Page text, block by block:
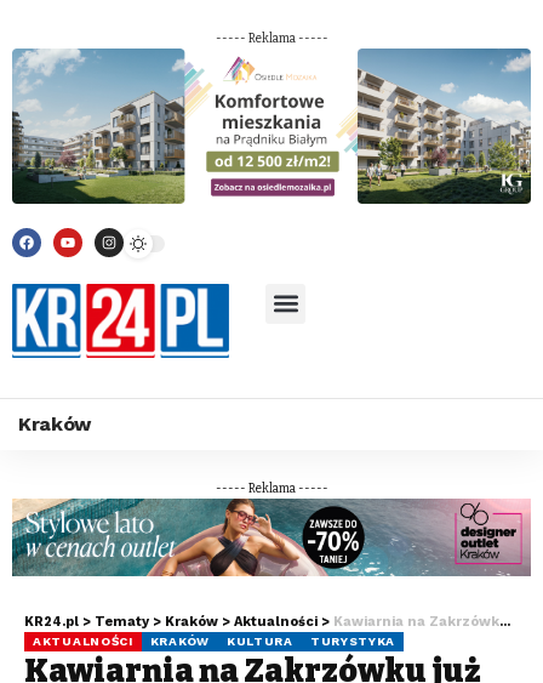
----- Reklama -----
Kraków
----- Reklama -----
KR24.pl > Tematy > Kraków > Aktualności > Kawiarnia na Zakrzówku już działa. Dużo zieleni i dobre widoki
AKTUALNOŚCI KRAKÓW KULTURA TURYSTYKA
Kawiarnia na Zakrzówku już